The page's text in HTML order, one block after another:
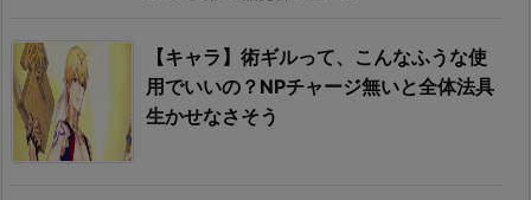
【キャラ】術ギルって、こんなふうな使
用でいいの？NPチャージ無いと全体法具
生かせなさそう